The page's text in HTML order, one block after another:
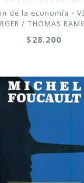
de la economía -
/ THOMAS
$28.200